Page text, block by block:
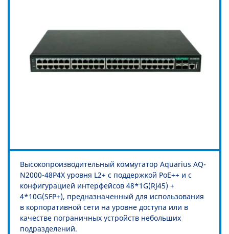
Высокопроизводительный коммутатор Aquarius AQ-
N2000-48P4X уровня L2+ с поддержкой PoE++ и с
конфигурацией интерфейсов 48*1G(RJ45) +
4*10G(SFP+), предназначенный для использования
в корпоративной сети на уровне доступа или в
качестве пограничных устройств небольших
подразделений.